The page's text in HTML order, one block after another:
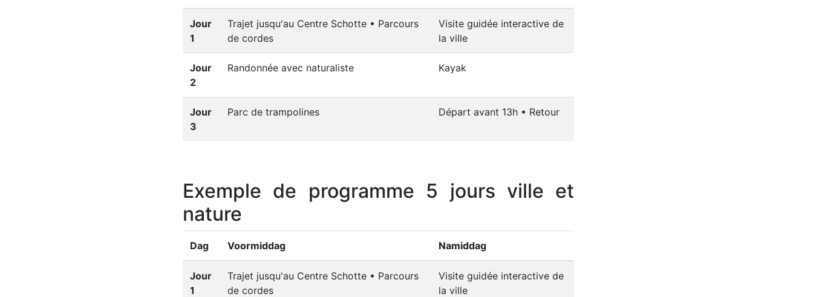
Jour
1
Trajet jusqu'au Centre Schotte • Parcours
de cordes
Visite guidée interactive de
la ville
Jour
2
Randonnée avec naturaliste Kayak
Jour
3
Parc de trampolines Départ avant 13h • Retour
Exemple de programme 5 jours ville et
nature
Dag Voormiddag Namiddag
Jour
1
Trajet jusqu'au Centre Schotte • Parcours
de cordes
Visite guidée interactive de
la ville